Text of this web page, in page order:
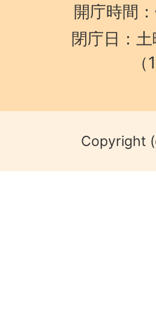
開庁時間
閉庁日：
Copyright